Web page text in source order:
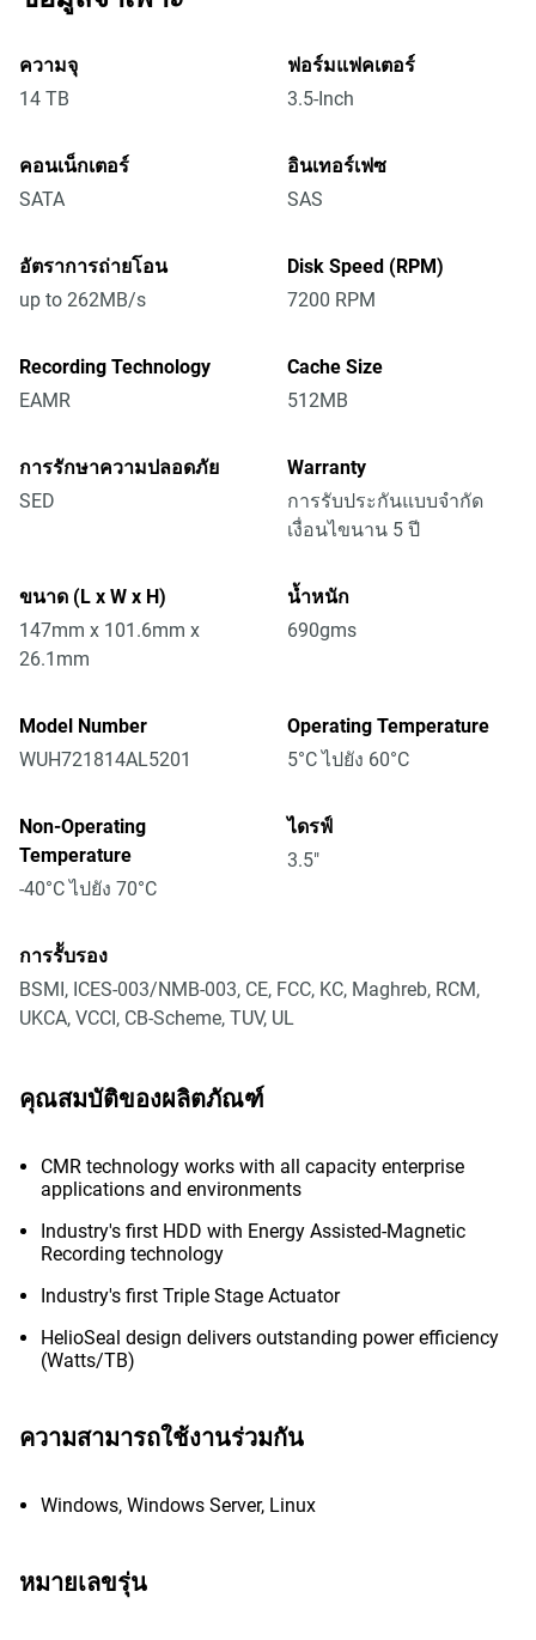
ความจุ
14 TB
ฟอร์มแฟคเตอร์
3.5-Inch
คอนเน็กเตอร์
SATA
อินเทอร์เฟซ
SAS
อัตราการถ่ายโอน
up to 262MB/s
Disk Speed (RPM)
7200 RPM
Recording Technology
EAMR
Cache Size
512MB
การรักษาความปลอดภัย
SED
Warranty
การรับประกันแบบจำกัด
เงื่อนไขนาน 5 ปี
ขนาด (L x W x H)
147mm x 101.6mm x
26.1mm
น้ำหนัก
690gms
Model Number
WUH721814AL5201
Operating Temperature
5°C ไปยัง 60°C
Non-Operating
Temperature
-40°C ไปยัง 70°C
ไดรฟ์
3.5"
การรัับรอง
BSMI, ICES-003/NMB-003, CE, FCC, KC, Maghreb, RCM,
UKCA, VCCI, CB-Scheme, TUV, UL
คุณสมบัติของผลิตภัณฑ์
CMR technology works with all capacity enterprise
applications and environments
Industry's first HDD with Energy Assisted-Magnetic
Recording technology
Industry's first Triple Stage Actuator
HelioSeal design delivers outstanding power efficiency
(Watts/TB)
ความสามารถใช้งานร่วมกัน
Windows, Windows Server, Linux
หมายเลขรุ่น